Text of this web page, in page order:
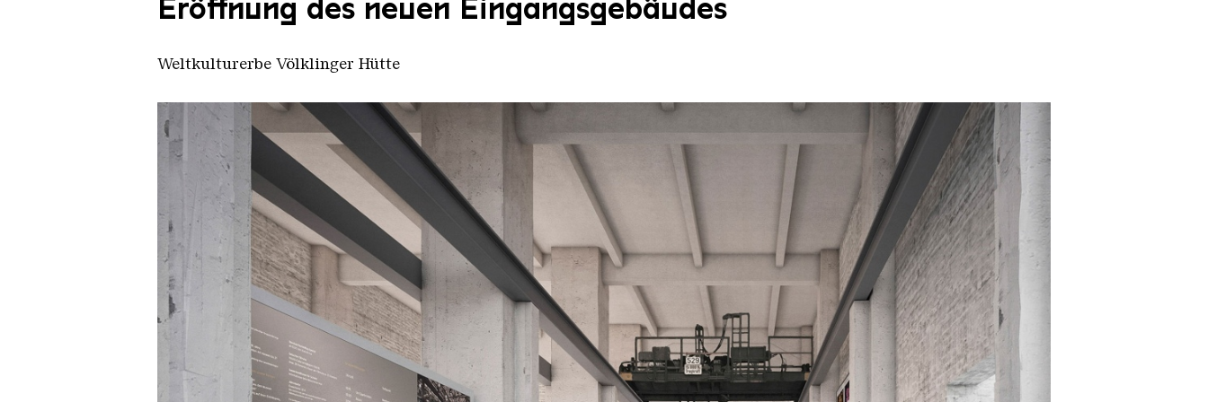
Eröffnung des neuen Eingangsgebäudes
Weltkulturerbe Völklinger Hütte